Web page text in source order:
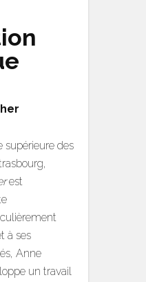
supérieure des
est
à ses
Anne
un travail